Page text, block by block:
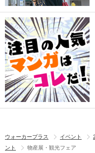
ウォーカープラス イベント
ント
物産展・観光フェア